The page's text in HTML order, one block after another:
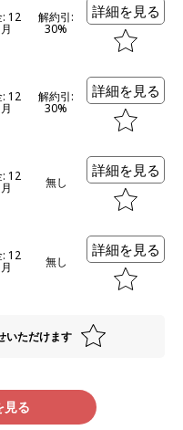
: 12 解約引:
30%
詳細を見る
: 12 解約引:
30%
詳細を見る
: 12 無し
詳細を見る
: 12 無し
詳細を見る
いただけます
見る